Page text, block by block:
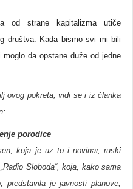
od strane kapitalizma utiče
društva. Kada bismo svi mi bili
da opstane duže od jedne
ovog pokreta, vidi se i iz članka
porodice
koja je uz to i novinar, ruski
Sloboda“, koja, kako sama
predstavila je javnosti planove,